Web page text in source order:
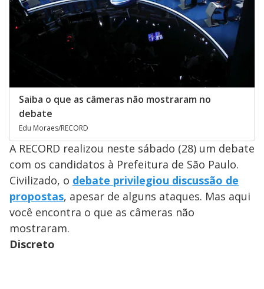
Saiba o que as câmeras não mostraram no
debate
Edu Moraes/RECORD
A RECORD realizou neste sábado (28) um debate
com os candidatos à Prefeitura de São Paulo.
Civilizado, o debate privilegiou discussão de
propostas, apesar de alguns ataques. Mas aqui
você encontra o que as câmeras não
mostraram.
Discreto